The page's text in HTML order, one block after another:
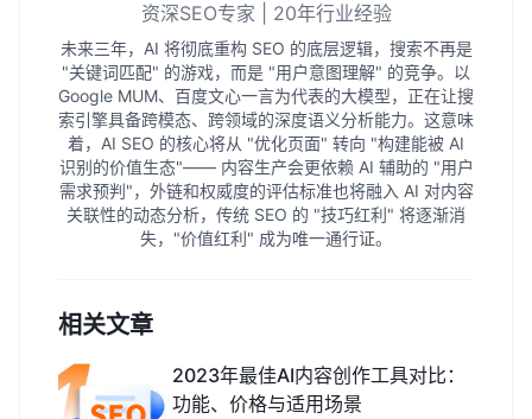
资深SEO专家 | 20年行业经验
未来三年，AI 将彻底重构 SEO 的底层逻辑，搜索不再是
"关键词匹配" 的游戏，而是 "用户意图理解" 的竞争。以
Google MUM、百度文心一言为代表的大模型，正在让搜
索引擎具备跨模态、跨领域的深度语义分析能力。这意味
着，AI SEO 的核心将从 "优化页面" 转向 "构建能被 AI
识别的价值生态"—— 内容生产会更依赖 AI 辅助的 "用户
需求预判"，外链和权威度的评估标准也将融入 AI 对内容
关联性的动态分析，传统 SEO 的 "技巧红利" 将逐渐消
失，"价值红利" 成为唯一通行证。
相关文章
2023年最佳AI内容创作工具对比：
功能、价格与适用场景